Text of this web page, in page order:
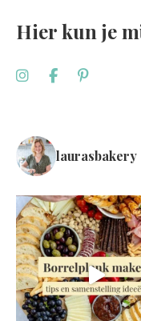
Hier kun je
laurasbakery